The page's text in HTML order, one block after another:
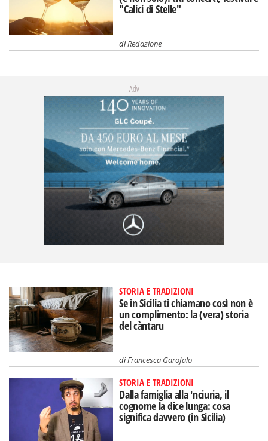
STORIA E TRADIZIONI
Se in Sicilia ti chiamano così non è
un complimento: la (vera) storia
diFrancesca Garofalo
STORIA E TRADIZIONI
Dalla famiglia alla 'nciuria, il
diSusanna La Valle
CINEMA E TV
Otto romanzi siciliani che meritano